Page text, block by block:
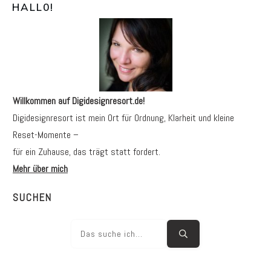
HALL0!
Willkommen auf Digidesignresort.de!
Digidesignresort ist mein Ort für Ordnung, Klarheit und kleine
Reset-Momente –
für ein Zuhause, das trägt statt fordert.
Mehr über mich
SUCHEN